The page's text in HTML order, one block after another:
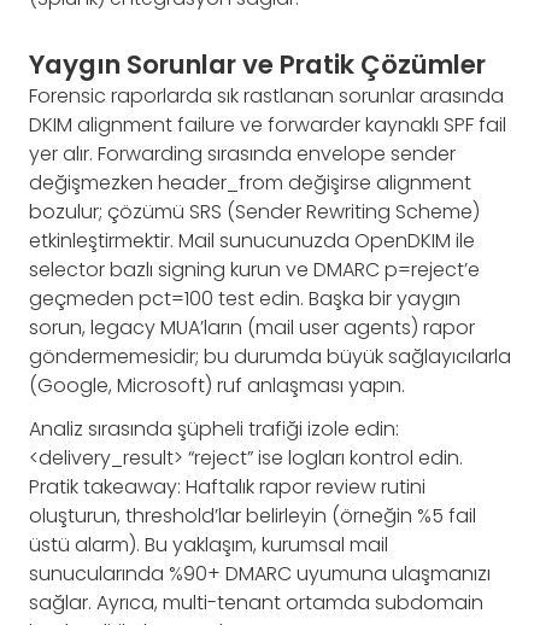
Yaygın Sorunlar ve Pratik Çözümler
Forensic raporlarda sık rastlanan sorunlar arasında
DKIM alignment failure ve forwarder kaynaklı SPF fail
yer alır. Forwarding sırasında envelope sender
değişmezken header_from değişirse alignment
bozulur; çözümü SRS (Sender Rewriting Scheme)
etkinleştirmektir. Mail sunucunuzda OpenDKIM ile
selector bazlı signing kurun ve DMARC p=reject’e
geçmeden pct=100 test edin. Başka bir yaygın
sorun, legacy MUA’ların (mail user agents) rapor
göndermemesidir; bu durumda büyük sağlayıcılarla
(Google, Microsoft) ruf anlaşması yapın.
Analiz sırasında şüpheli trafiği izole edin:
<delivery_result> “reject” ise logları kontrol edin.
Pratik takeaway: Haftalık rapor review rutini
oluşturun, threshold’lar belirleyin (örneğin %5 fail
üstü alarm). Bu yaklaşım, kurumsal mail
sunucularında %90+ DMARC uyumuna ulaşmanızı
sağlar. Ayrıca, multi-tenant ortamda subdomain